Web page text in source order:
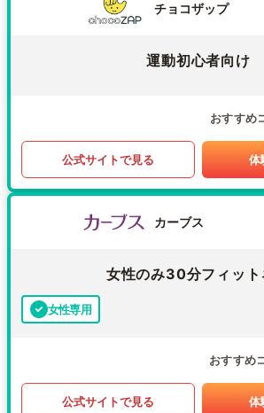
チョコザップ
運動初心者向け
おすすめ
公式サイトで見る 体
カーブス
女性のみ30分フィット
女性専用
おすすめ
公式サイトで見る 体